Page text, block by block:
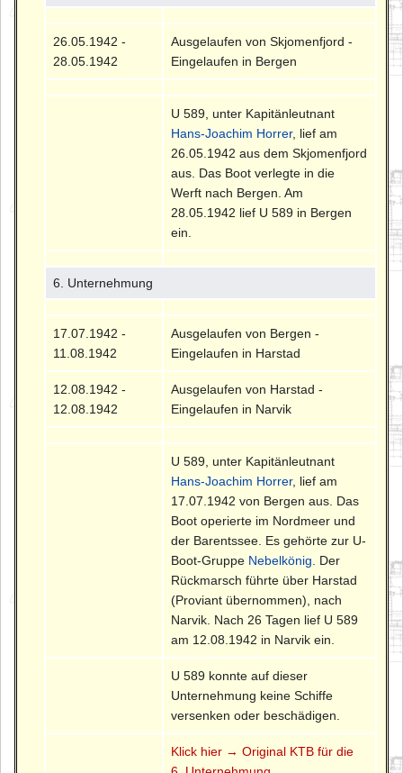
26.05.1942 -
28.05.1942
Ausgelaufen von Skjomenfjord -
Eingelaufen in Bergen
U 589, unter Kapitänleutnant
Hans-Joachim Horrer, lief am
26.05.1942 aus dem Skjomenfjord
aus. Das Boot verlegte in die
Werft nach Bergen. Am
28.05.1942 lief U 589 in Bergen
ein.
6. Unternehmung
17.07.1942 -
11.08.1942
Ausgelaufen von Bergen -
Eingelaufen in Harstad
12.08.1942 -
12.08.1942
Ausgelaufen von Harstad -
Eingelaufen in Narvik
U 589, unter Kapitänleutnant
Hans-Joachim Horrer, lief am
17.07.1942 von Bergen aus. Das
Boot operierte im Nordmeer und
der Barentssee. Es gehörte zur U-
Boot-Gruppe Nebelkönig . Der
Rückmarsch führte über Harstad
(Proviant übernommen), nach
Narvik. Nach 26 Tagen lief U 589
am 12.08.1942 in Narvik ein.
U 589 konnte auf dieser
Unternehmung keine Schiffe
versenken oder beschädigen.
Klick hier → Original KTB für die